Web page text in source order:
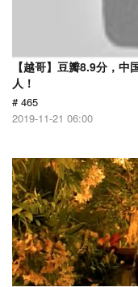
【越哥】豆瓣8.9分，
人！
# 465
2019-11-21 06:00